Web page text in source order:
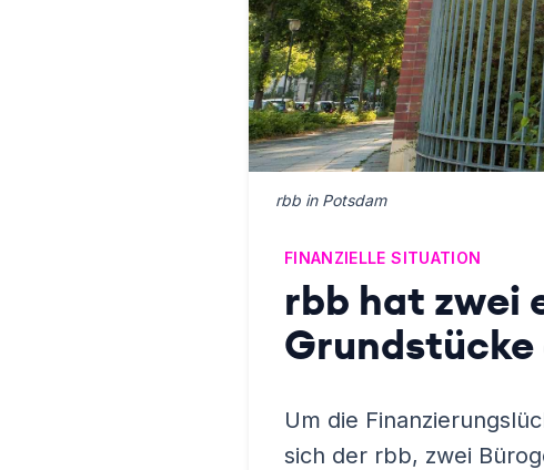
rbb in Potsdam
FINANZIELLE SITUATION
rbb hat zwei
Um die
sich der rbb, zwei